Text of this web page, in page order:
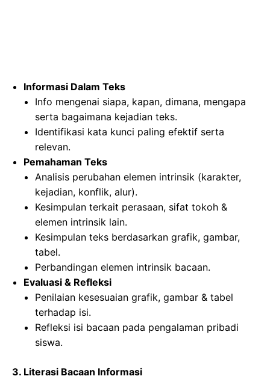
Informasi Dalam Teks
Info mengenai siapa, kapan, dimana, mengapa
serta bagaimana kejadian teks.
Identifikasi kata kunci paling efektif serta
relevan.
Pemahaman Teks
Analisis perubahan elemen intrinsik (karakter,
kejadian, konflik, alur).
Kesimpulan terkait perasaan, sifat tokoh &
elemen intrinsik lain.
Kesimpulan teks berdasarkan grafik, gambar,
tabel.
Perbandingan elemen intrinsik bacaan.
Evaluasi & Refleksi
Penilaian kesesuaian grafik, gambar & tabel
terhadap isi.
Refleksi isi bacaan pada pengalaman pribadi
siswa.
3. Literasi Bacaan Informasi